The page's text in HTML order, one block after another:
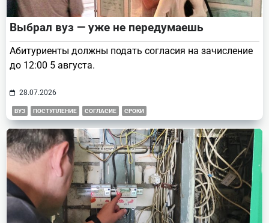
Выбрал вуз — уже не передумаешь
Абитуриенты должны подать согласия на зачисление
до 12:00 5 августа.
28.07.2026
ВУЗ ПОСТУПЛЕНИЕ СОГЛАСИЕ СРОКИ